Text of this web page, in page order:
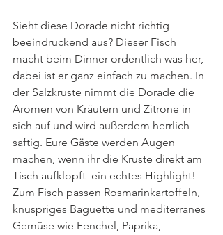
Sieht diese Dorade nicht richtig
beeindruckend aus? Dieser Fisch
macht beim Dinner ordentlich was her,
dabei ist er ganz einfach zu machen. In
der Salzkruste nimmt die Dorade die
Aromen von Kräutern und Zitrone in
sich auf und wird außerdem herrlich
saftig. Eure Gäste werden Augen
machen, wenn ihr die Kruste direkt am
Tisch aufklopft  ein echtes Highlight!
Zum Fisch passen Rosmarinkartoffeln,
knuspriges Baguette und mediterranes
Gemüse wie Fenchel, Paprika,